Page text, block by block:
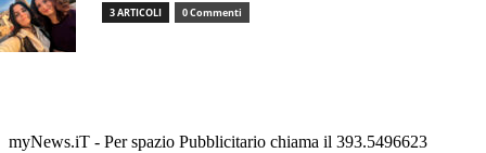
3 ARTICOLI 0 Commenti
myNews.iT - Per spazio Pubblicitario chiama il 393.5496623